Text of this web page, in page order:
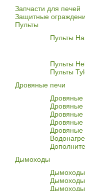
Запчасти для печей
Защитные
Пульты
Пульты
Пульты
Пульты
Дровяные печи
Дровяные
Дровяные
Дровяные
Дровяные
Дровяные
Дымоходы
Дымоходы